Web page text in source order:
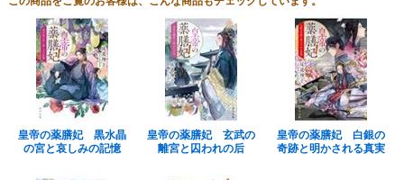
皇帝の薬膳妃 黒水晶
の宮と哀しみの記憶
皇帝の薬膳妃 玄武の
離宮と囚われの后
皇帝の薬膳妃 白銀の
奇跡と明かされる真実